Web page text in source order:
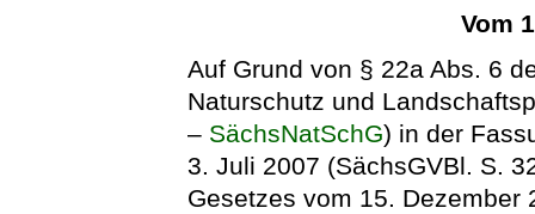
Vom
Auf Grund von § 22a Abs. 6
Naturschutz und
– SächsNatSchG) in der
3. Juli 2007 (SächsGVBl. S.
Gesetzes vom 15. Dezember